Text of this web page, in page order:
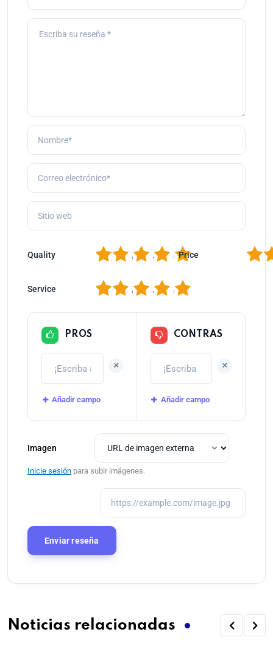
Quality 5
4
3
2 Price 2
Service 5
4
3
2
PROS
+
Añadir campo
CONTRAS
+
Añadir campo
Imagen
Inicie sesión para subir imágenes.
Noticias relacionadas